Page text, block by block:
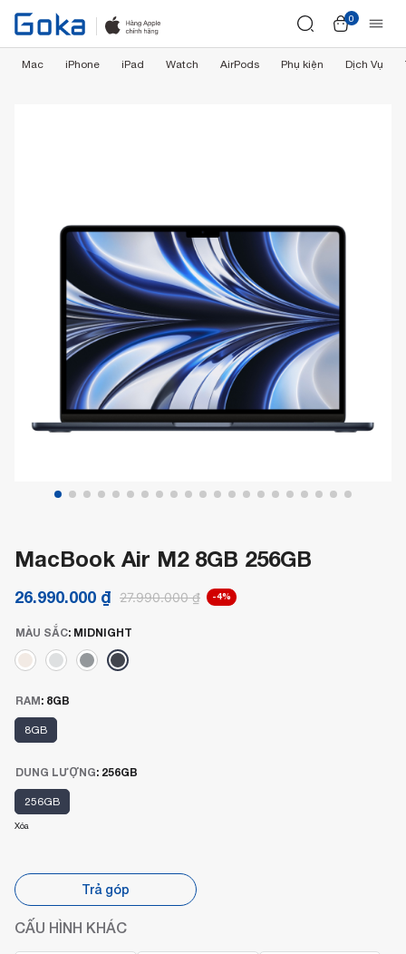
0
Mac iPhone iPad Watch AirPods Phụ kiện Dịch Vụ
MacBook Air M2 8GB 256GB
27.990.000₫
26.990.000 ₫ -4%
MÀU SẮC: MIDNIGHT
RAM: 8GB
8GB
DUNG LƯỢNG: 256GB
256GB
Xóa
Trả góp
CẤU HÌNH KHÁC